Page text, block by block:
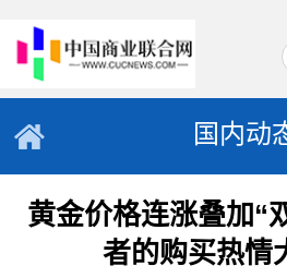
国内动
黄金价格连涨叠加“
者的购买热情